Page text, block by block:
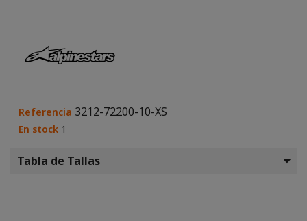
Referencia 3212-72200-10-XS
En stock 1
Tabla de Tallas